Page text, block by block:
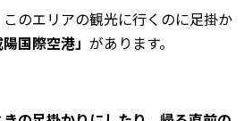
のエリアの観光に行くのに足掛か
陽国際空港」 があります。